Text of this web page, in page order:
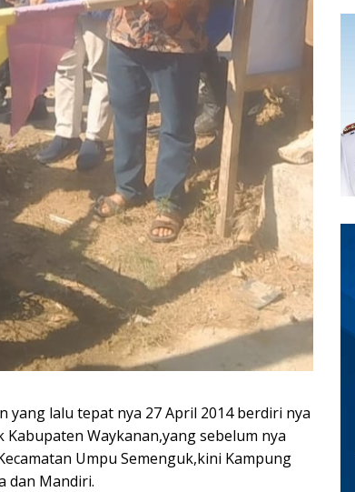
yang lalu tepat nya 27 April 2014 berdiri nya
Waykanan,yang sebelum nya
Umpu Semenguk,kini Kampung
dan Mandiri.